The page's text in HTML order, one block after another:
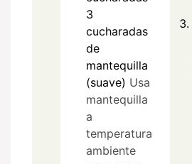
3
cucharadas
de
mantequilla
(suave) Usa
mantequilla
a
temperatura
ambiente